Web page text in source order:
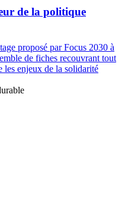
de la politique
proposé par Focus 2030 à
de fiches recouvrant tout
les enjeux de la solidarité